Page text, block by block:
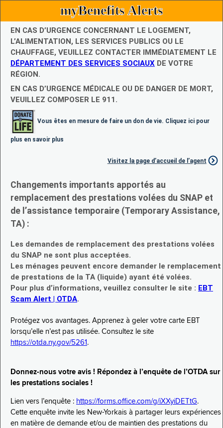
myBenefits Alerts
EN CAS D’URGENCE CONCERNANT LE LOGEMENT,
L’ALIMENTATION, LES SERVICES PUBLICS OU LE
CHAUFFAGE, VEUILLEZ CONTACTER IMMÉDIATEMENT LE
DÉPARTEMENT DES SERVICES SOCIAUX DE VOTRE
RÉGION.
EN CAS D’URGENCE MÉDICALE OU DE DANGER DE MORT,
VEUILLEZ COMPOSER LE 911.
Vous êtes en mesure de faire un don de vie. Cliquez ici pour
plus en savoir plus
Visitez la page d’accueil de l’agent
Changements importants apportés au
remplacement des prestations volées du SNAP et
de l’assistance temporaire (Temporary Assistance,
TA) :
Les demandes de remplacement des prestations volées
du SNAP ne sont plus acceptées.
Les ménages peuvent encore demander le remplacement
de prestations de la TA (liquide) ayant été volées.
Pour plus d’informations, veuillez consulter le site : EBT
Scam Alert | OTDA.
Protégez vos avantages. Apprenez à geler votre carte EBT
lorsqu’elle n’est pas utilisée. Consultez le site
https://otda.ny.gov/5261 .
Donnez-nous votre avis ! Répondez à l’enquête de l’OTDA sur
les prestations sociales !
Lien vers l’enquête : https://forms.office.com/g/iXXyiDETtG.
Cette enquête invite les New-Yorkais à partager leurs expériences
en matière de demande et/ou de maintien des prestations du